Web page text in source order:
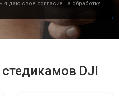
я даю свое согласие на обработку
DJI